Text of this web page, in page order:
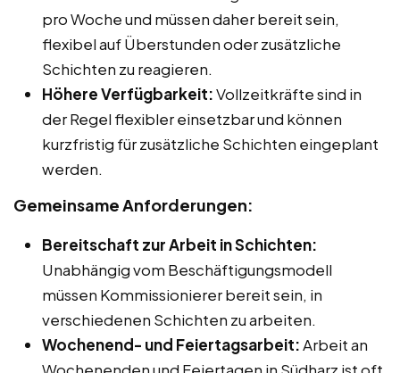
pro Woche und müssen daher bereit sein,
flexibel auf Überstunden oder zusätzliche
Schichten zu reagieren.
Höhere Verfügbarkeit:Vollzeitkräfte sind in
der Regel flexibler einsetzbar und können
kurzfristig für zusätzliche Schichten eingeplant
werden.
Gemeinsame Anforderungen:
Bereitschaft zur Arbeit in Schichten:
Unabhängig vom Beschäftigungsmodell
müssen Kommissionierer bereit sein, in
verschiedenen Schichten zu arbeiten.
Wochenend- und Feiertagsarbeit:Arbeit an